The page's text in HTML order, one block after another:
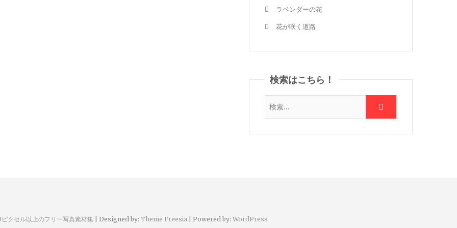
ラベンダーの花
花が咲く道路
検索はこちら！
クセル以上のフリー写真素材集 | Designed by: Theme Freesia| Powered by: WordPress